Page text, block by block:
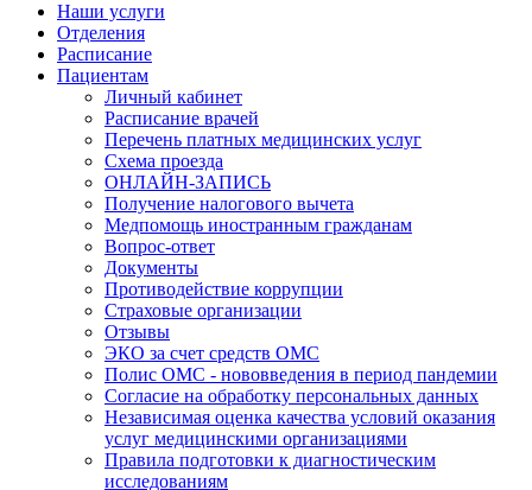
Наши услуги
Отделения
Расписание
Пациентам
Личный кабинет
Расписание врачей
Перечень платных медицинских услуг
Схема проезда
ОНЛАЙН-ЗАПИСЬ
Получение налогового вычета
Медпомощь иностранным гражданам
Вопрос-ответ
Документы
Противодействие коррупции
Страховые организации
Отзывы
ЭКО за счет средств ОМС
Полис ОМС - нововведения в период пандемии
Согласие на обработку персональных данных
Независимая оценка качества условий оказания
услуг медицинскими организациями
Правила подготовки к диагностическим
исследованиям